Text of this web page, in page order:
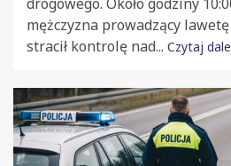
mężczyzna prowadzący
stracił kontrolę nad... Czytaj